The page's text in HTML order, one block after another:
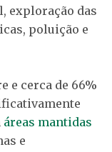
exploração das
poluição e
e cerca de 66%
áreas mantidas
e